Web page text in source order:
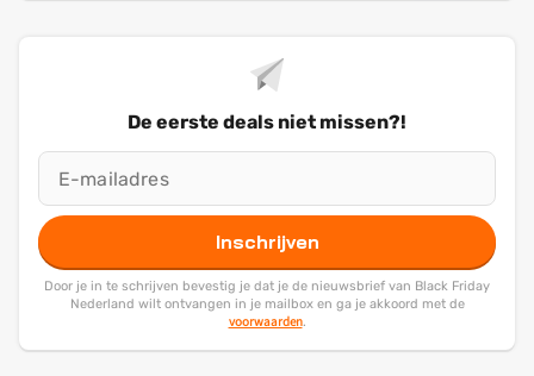
De eerste deals niet missen?!
Inschrijven
Door je in te schrijven bevestig je dat je de nieuwsbrief van Black Friday
Nederland wilt ontvangen in je mailbox en ga je akkoord met de
voorwaarden.